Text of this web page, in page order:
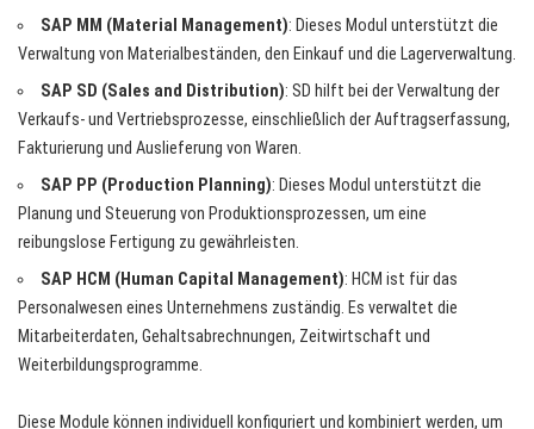
SAP MM (Material Management): Dieses Modul unterstützt die
Verwaltung von Materialbeständen, den Einkauf und die Lagerverwaltung.
SAP SD (Sales and Distribution): SD hilft bei der Verwaltung der
Verkaufs- und Vertriebsprozesse, einschließlich der Auftragserfassung,
Fakturierung und Auslieferung von Waren.
SAP PP (Production Planning): Dieses Modul unterstützt die
Planung und Steuerung von Produktionsprozessen, um eine
reibungslose Fertigung zu gewährleisten.
SAP HCM (Human Capital Management): HCM ist für das
Personalwesen eines Unternehmens zuständig. Es verwaltet die
Mitarbeiterdaten, Gehaltsabrechnungen, Zeitwirtschaft und
Weiterbildungsprogramme.
Diese Module können individuell konfiguriert und kombiniert werden, um